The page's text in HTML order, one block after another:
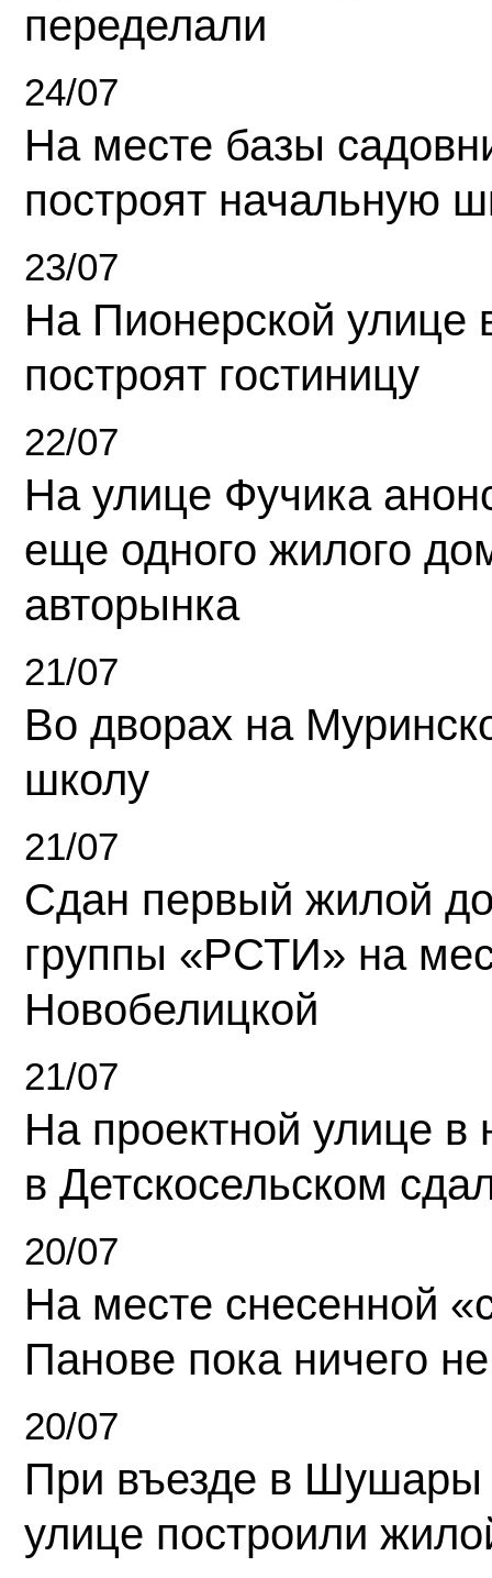
переделали
24/07
На месте базы
построят начальную
23/07
На Пионерской улице
построят гостиницу
22/07
На улице Фучика
еще одного жилого
авторынка
21/07
Во дворах на
школу
21/07
Сдан первый жилой
группы «РСТИ» на
Новобелицкой
21/07
На проектной улице
в Детскосельском
20/07
На месте снесенной
Панове пока ничего
20/07
При въезде в Шушары
улице построили